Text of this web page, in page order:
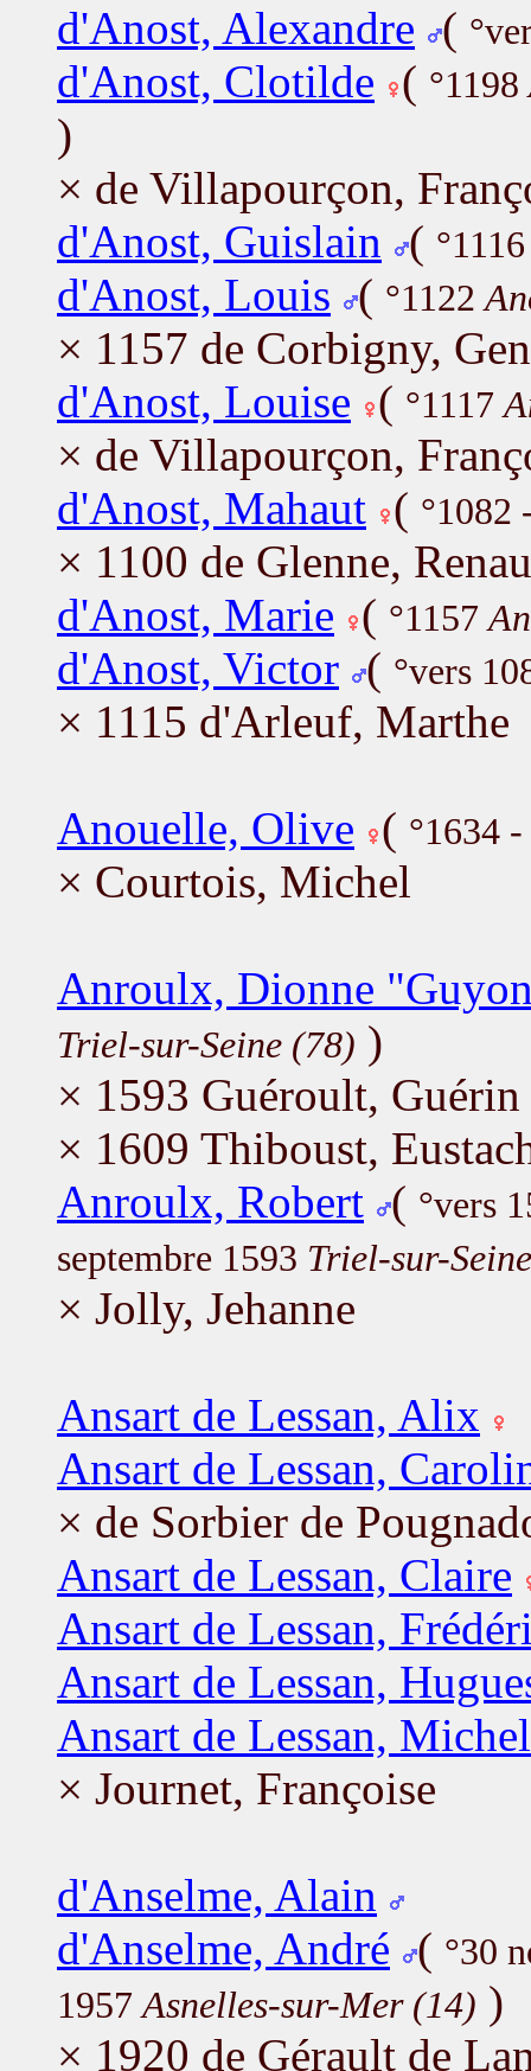
d'Anost, Alexandre (
d'Anost, Clotilde ( °1198
)
× de Villapourçon,
d'Anost, Guislain
(
d'Anost, Louis ( °1122
× 1157 de Corbigny,
d'Anost, Louise ( °1117
× de Villapourçon,
d'Anost, Mahaut ( °1082
× 1100 de Glenne,
d'Anost, Marie ( °1157
d'Anost, Victor ( °vers
× 1115 d'Arleuf, Marthe
Anouelle, Olive ( °1634 -
× Courtois, Michel
Anroulx, Dionne
Triel-sur-Seine (78) )
× 1593 Guéroult, Guérin
× 1609 Thiboust,
Anroulx, Robert ( °vers
septembre 1593 Triel-sur-
× Jolly, Jehanne
Ansart de Lessan, Alix
Ansart de Lessan,
× de Sorbier de
Ansart de Lessan, Claire
Ansart de Lessan,
Ansart de Lessan,
Ansart de Lessan, Michel
× Journet, Françoise
d'Anselme, Alain
d'Anselme, André ( °30
1957 Asnelles-sur-Mer (14) )
× 1920 de Gérault de